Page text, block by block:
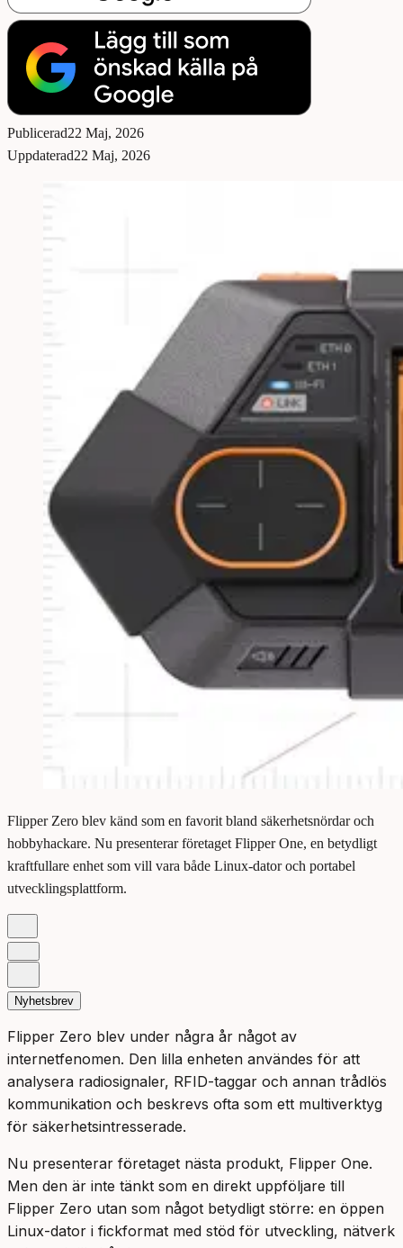
Publicerad22 Maj, 2026
Uppdaterad22 Maj, 2026
Flipper Zero blev känd som en favorit bland säkerhetsnördar och
hobbyhackare. Nu presenterar företaget Flipper One, en betydligt
kraftfullare enhet som vill vara både Linux-dator och portabel
utvecklingsplattform.
Nyhetsbrev
Flipper Zero blev under några år något av
internetfenomen. Den lilla enheten användes för att
analysera radiosignaler, RFID-taggar och annan trådlös
kommunikation och beskrevs ofta som ett multiverktyg
för säkerhetsintresserade.
Nu presenterar företaget nästa produkt, Flipper One.
Men den är inte tänkt som en direkt uppföljare till
Flipper Zero utan som något betydligt större: en öppen
Linux-dator i fickformat med stöd för utveckling, nätverk